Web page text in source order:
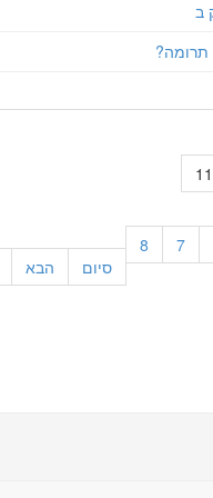
ב
תרומה?
7
8
הבא סיום